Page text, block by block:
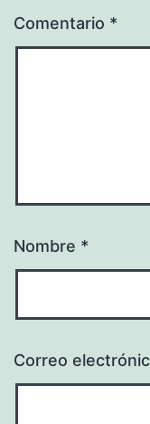
Comentario *
Nombre *
Correo